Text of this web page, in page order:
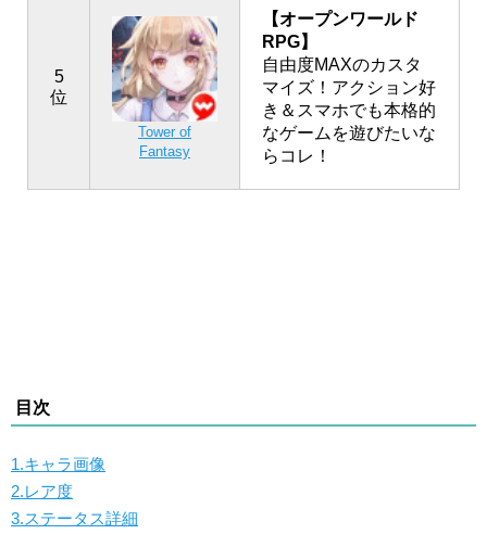
5
位
Tower of
Fantasy
【オープンワールド
RPG】
自由度MAXのカスタ
マイズ！アクション好
き＆スマホでも本格的
なゲームを遊びたいな
らコレ！
目次
1.キャラ画像
2.レア度
3.ステータス詳細